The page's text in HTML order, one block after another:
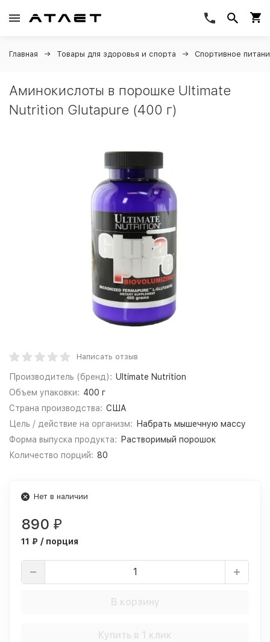
Главная Товары для здоровья и спорта Спортивное
Аминокислоты в порошке Ultimate
Nutrition Glutapure (400 г)
Написать отзыв
Производитель (бренд): Ultimate Nutrition
Объем упаковки: 400 г
Страна производства: США
Цель / действие на организм:
Набрать мышечную массу
Форма выпуска продукта:
Растворимый порошок
Количество порций: 80
Нет в наличии
890 ₽
11 ₽ / порция
В корзину
Купить в 1 клик